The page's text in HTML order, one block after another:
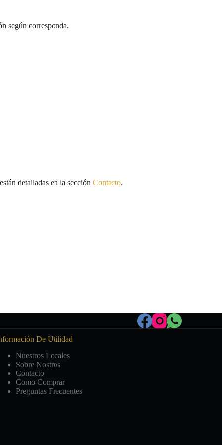
según corresponda.
detalladas en la sección Contacto.
De Utilidad
Nuestros Locales
Sobre Nostros
Contacto
Como Comprar
Preguntas Frecuentes